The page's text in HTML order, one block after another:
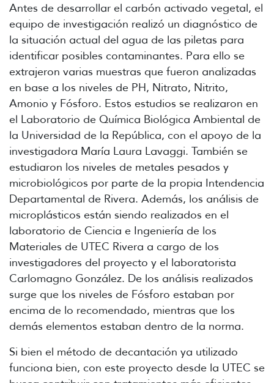
Antes de desarrollar el carbón activado vegetal, el
equipo de investigación realizó un diagnóstico de
la situación actual del agua de las piletas para
identificar posibles contaminantes. Para ello se
extrajeron varias muestras que fueron analizadas
en base a los niveles de PH, Nitrato, Nitrito,
Amonio y Fósforo. Estos estudios se realizaron en
el Laboratorio de Química Biológica Ambiental de
la Universidad de la República, con el apoyo de la
investigadora María Laura Lavaggi. También se
estudiaron los niveles de metales pesados y
microbiológicos por parte de la propia Intendencia
Departamental de Rivera. Además, los análisis de
microplásticos están siendo realizados en el
laboratorio de Ciencia e Ingeniería de los
Materiales de UTEC Rivera a cargo de los
investigadores del proyecto y el laboratorista
Carlomagno González. De los análisis realizados
surge que los niveles de Fósforo estaban por
encima de lo recomendado, mientras que los
demás elementos estaban dentro de la norma.
Si bien el método de decantación ya utilizado
funciona bien, con este proyecto desde la UTEC se